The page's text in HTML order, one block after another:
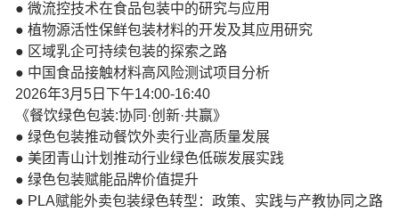
● 微流控技术在食品包装中的研究与应用
● 植物源活性保鲜包装材料的开发及其应用研究
● 区域乳企可持续包装的探索之路
● 中国食品接触材料高风险测试项目分析
2026年3月5日下午14:00-16:40
《餐饮绿色包装:协同·创新·共赢》
● 绿色包装推动餐饮外卖行业高质量发展
● 美团青山计划推动行业绿色低碳发展实践
● 绿色包装赋能品牌价值提升
● PLA赋能外卖包装绿色转型：政策、实践与产教协同之路